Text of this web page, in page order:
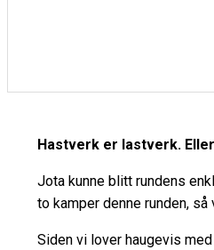
Hastverk er lastverk.
Jota kunne blitt rundens
to kamper denne runden,
Siden vi lover haugevis